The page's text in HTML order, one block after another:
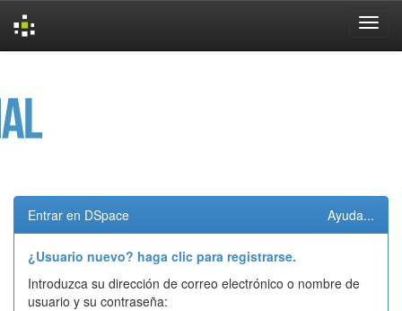
Entrar en DSpace Ayuda...
¿Usuario nuevo? haga clic para registrarse.
Introduzca su dirección de correo electrónico o nombre de
usuario y su contraseña: